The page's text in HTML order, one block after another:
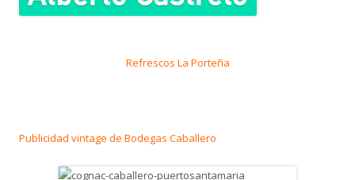
Refrescos La Porteña
Publicidad vintage de Bodegas Caballero